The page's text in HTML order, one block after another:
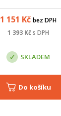
1 151 Kč bez DPH
1 393 Kčs DPH
SKLADEM
Do košíku